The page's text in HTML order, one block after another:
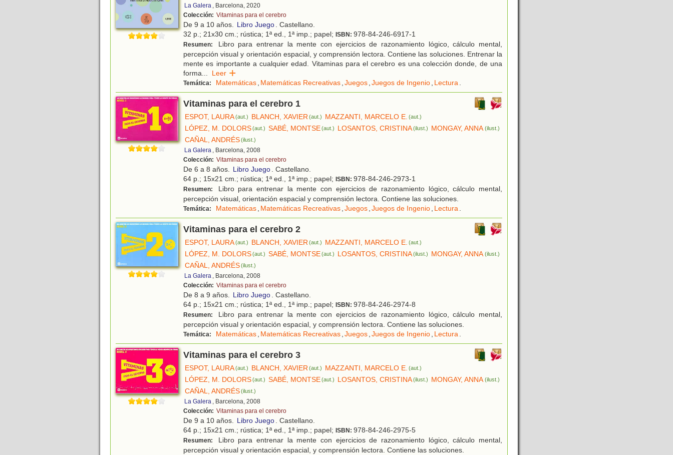
La Galera , Barcelona, 2020
Colección: Vitaminas para el cerebro
De 9 a 10 años. Libro Juego. Castellano.
32 p.; 21x30 cm.; rústica; 1ª ed., 1ª imp.; papel; ISBN: 978-84-246-6917-1
Resumen:
Libro para entrenar la mente con ejercicios de razonamiento lógico, cálculo mental,
percepción visual y orientación espacial, y comprensión lectora. Contiene las soluciones. Entrenar la
mente es importante a cualquier edad. Vitaminas para el cerebro es una colección donde, de una
forma... Leer
Temática: Matemáticas, Matemáticas Recreativas,Juegos,Juegos de Ingenio, Lectura.
Vitaminas para el cerebro 1
ESPOT, LAURA(aut.) BLANCH, XAVIER(aut.) MAZZANTI, MARCELO E. (aut.)
LÓPEZ, M. DOLORS(aut.) SABÉ, MONTSE(aut.) LOSANTOS, CRISTINA(ilust.) MONGAY, ANNA (ilust.)
CAÑAL, ANDRÉS(ilust.)
La Galera , Barcelona, 2008
Colección: Vitaminas para el cerebro
De 6 a 8 años. Libro Juego. Castellano.
64 p.; 15x21 cm.; rústica; 1ª ed., 1ª imp.; papel; ISBN: 978-84-246-2973-1
Resumen:
Libro para entrenar la mente con ejercicios de razonamiento lógico, cálculo mental,
percepción visual, orientación espacial y comprensión lectora. Contiene las soluciones.
Temática: Matemáticas, Matemáticas Recreativas,Juegos,Juegos de Ingenio, Lectura.
Vitaminas para el cerebro 2
ESPOT, LAURA(aut.) BLANCH, XAVIER(aut.) MAZZANTI, MARCELO E. (aut.)
LÓPEZ, M. DOLORS(aut.) SABÉ, MONTSE(aut.) LOSANTOS, CRISTINA(ilust.) MONGAY, ANNA (ilust.)
CAÑAL, ANDRÉS(ilust.)
La Galera , Barcelona, 2008
Colección: Vitaminas para el cerebro
De 8 a 9 años. Libro Juego. Castellano.
64 p.; 15x21 cm.; rústica; 1ª ed., 1ª imp.; papel; ISBN: 978-84-246-2974-8
Resumen:
Libro para entrenar la mente con ejercicios de razonamiento lógico, cálculo mental,
percepción visual y orientación espacial, y comprensión lectora. Contiene las soluciones.
Temática: Matemáticas, Matemáticas Recreativas,Juegos,Juegos de Ingenio, Lectura.
Vitaminas para el cerebro 3
ESPOT, LAURA(aut.) BLANCH, XAVIER(aut.) MAZZANTI, MARCELO E. (aut.)
LÓPEZ, M. DOLORS(aut.) SABÉ, MONTSE(aut.) LOSANTOS, CRISTINA(ilust.) MONGAY, ANNA (ilust.)
CAÑAL, ANDRÉS(ilust.)
La Galera , Barcelona, 2008
Colección: Vitaminas para el cerebro
De 9 a 10 años. Libro Juego. Castellano.
64 p.; 15x21 cm.; rústica; 1ª ed., 1ª imp.; papel; ISBN: 978-84-246-2975-5
Resumen:
Libro para entrenar la mente con ejercicios de razonamiento lógico, cálculo mental,
percepción visual y orientación espacial, y comprensión lectora. Contiene las soluciones.